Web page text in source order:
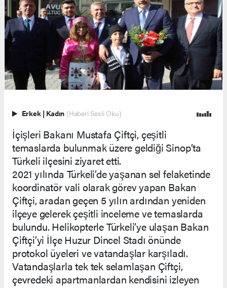
Erkek | Kadın (Haberi Sesli Oku)
İçişleri Bakanı Mustafa Çiftçi, çeşitli
temaslarda bulunmak üzere geldiği Sinop’ta
Türkeli ilçesini ziyaret etti.
2021 yılında Türkeli’de yaşanan sel felaketinde
koordinatör vali olarak görev yapan Bakan
Çiftçi, aradan geçen 5 yılın ardından yeniden
ilçeye gelerek çeşitli inceleme ve temaslarda
bulundu. Helikopterle Türkeli’ye ulaşan Bakan
Çiftçi’yi İlçe Huzur Dincel Stadı önünde
protokol üyeleri ve vatandaşlar karşıladı.
Vatandaşlarla tek tek selamlaşan Çiftçi,
çevredeki apartmanlardan kendisini izleyen